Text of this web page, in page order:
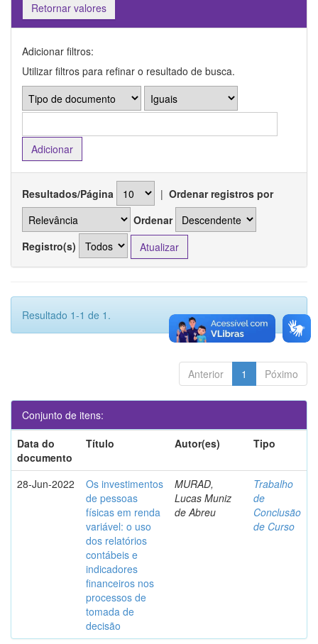
Retornar valores
Adicionar filtros:
Utilizar filtros para refinar o resultado de busca.
Resultados/Página | Ordenar registros por
Ordenar
Registro(s)
Resultado 1-1 de 1.
Anterior 1 Póximo
Conjunto de itens:
Data do
documento
Título Autor(es) Tipo
28-Jun-2022
Os investimentos
de pessoas
físicas em renda
variável: o uso
dos relatórios
contábeis e
indicadores
financeiros nos
processos de
tomada de
decisão
MURAD,
Lucas Muniz
de Abreu
Trabalho
de
Conclusão
de Curso